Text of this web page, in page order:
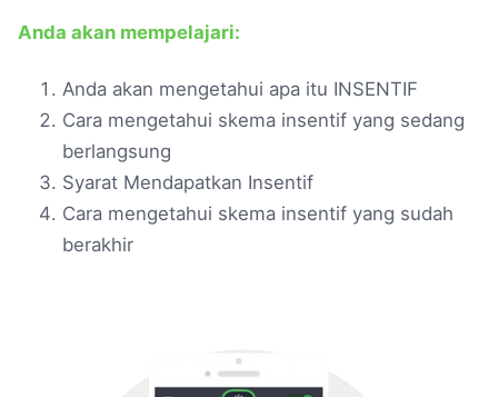
Anda akan mempelajari:
Anda akan mengetahui apa itu INSENTIF
Cara mengetahui skema insentif yang sedang
berlangsung
Syarat Mendapatkan Insentif
Cara mengetahui skema insentif yang sudah
berakhir